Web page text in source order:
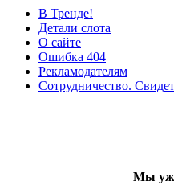
В Тренде!
Детали слота
О сайте
Ошибка 404
Рекламодателям
Сотрудничество.
Мы